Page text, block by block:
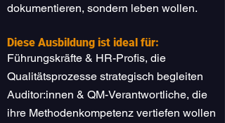
dokumentieren, sondern leben wollen.
Diese Ausbildung ist ideal für:
Führungskräfte & HR-Profis, die
Qualitätsprozesse strategisch begleiten
Auditor:innen & QM-Verantwortliche, die
ihre Methodenkompetenz vertiefen wollen